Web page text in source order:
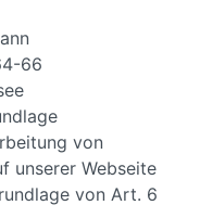
66
von
unserer Webseite
von Art. 6